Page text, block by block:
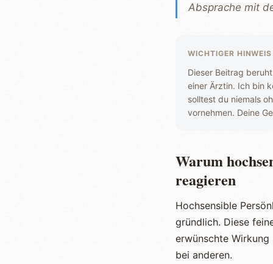
Absprache mit
WICHTIGER HINWEIS
Dieser Beitrag
einer Ärztin. Ich bin
solltest du niemals
vornehmen. Deine
Warum
reagieren
Hochsensible
gründlich. Diese
erwünschte
bei anderen.